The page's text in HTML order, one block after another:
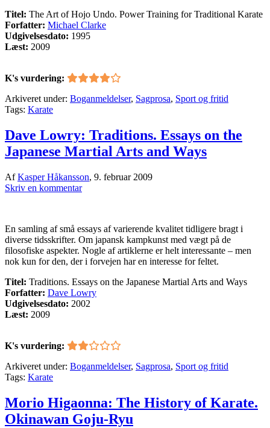
Titel: The Art of Hojo Undo. Power Training for Traditional Karate
Forfatter: Michael Clarke
Udgivelsesdato: 1995
Læst: 2009
K's vurdering:
Arkiveret under: Boganmeldelser, Sagprosa, Sport og fritid
Tags: Karate
Dave Lowry: Traditions. Essays on the
Japanese Martial Arts and Ways
AfKasper Håkansson, 9. februar 2009
Skriv en kommentar
En samling af små essays af varierende kvalitet tidligere bragt i
diverse tidsskrifter. Om japansk kampkunst med vægt på de
filosofiske aspekter. Nogle af artiklerne er helt interessante – men
nok kun for den, der i forvejen har en interesse for feltet.
Titel: Traditions. Essays on the Japanese Martial Arts and Ways
Forfatter: Dave Lowry
Udgivelsesdato: 2002
Læst: 2009
K's vurdering:
Arkiveret under: Boganmeldelser, Sagprosa, Sport og fritid
Tags: Karate
Morio Higaonna: The History of Karate.
Okinawan Goju-Ryu